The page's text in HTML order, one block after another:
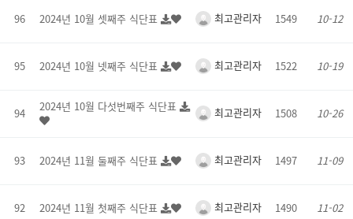
96 2024년 10월 셋째주 식단표 최고관리자 1549 10-12
95 2024년 10월 넷째주 식단표 최고관리자 1522 10-19
94 2024년 10월 다섯번째주 식단표 최고관리자 1508 10-26
93 2024년 11월 둘째주 식단표 최고관리자 1497 11-09
92 2024년 11월 첫째주 식단표 최고관리자 1490 11-02